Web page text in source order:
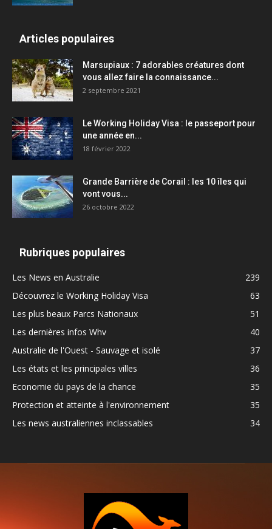
Articles populaires
Marsupiaux : 7 adorables créatures dont
vous allez faire la connaissance...
2 septembre 2021
Le Working Holiday Visa : le passeport pour
une année en...
18 février 2022
Grande Barrière de Corail : les 10 îles qui
vont vous...
26 octobre 2022
Rubriques populaires
Les News en Australie
239
Découvrez le Working Holiday Visa
63
Les plus beaux Parcs Nationaux
51
Les dernières infos Whv
40
Australie de l'Ouest - Sauvage et isolé
37
Les états et les principales villes
36
Economie du pays de la chance
35
Protection et atteinte à l'environnement
35
Les news australiennes inclassables
34